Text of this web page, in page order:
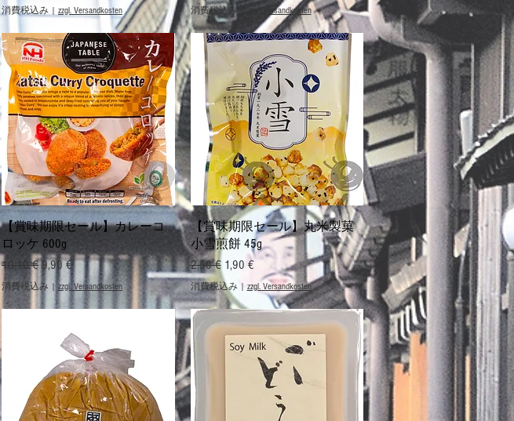
消費税込み | zzgl. Versandkosten 消費税込み zzgl. Versandkosten
クイックビュー
【賞味期限セール】カレーコ
ロッケ 600g
通常価格
10,10 €セール価格
9,90 €
消費税込み zzgl. Versandkosten
クイックビュー
【賞味期限セール】丸米製菓
小雪煎餅 45g
通常価格
2,50 € セール価格
1,90 €
消費税込み| zzgl. Versandkosten